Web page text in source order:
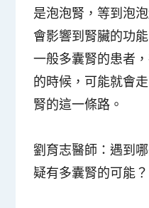
是泡泡腎，等到泡
會影響到腎臟的功
一般多囊腎的患者
的時候，可能就會
腎的這一條路。
劉育志醫師：遇到
疑有多囊腎的可能？